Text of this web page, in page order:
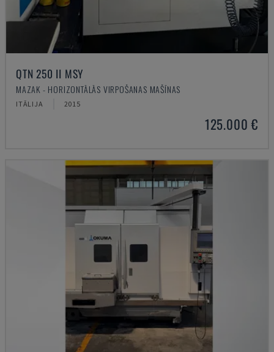
QTN 250 II MSY
MAZAK - HORIZONTĀLĀS VIRPOŠANAS MAŠĪNAS
ITĀLIJA 2015
125.000 €